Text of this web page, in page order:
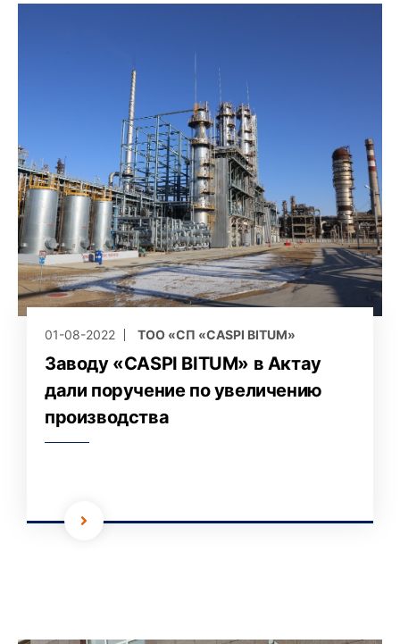
01-08-2022 ТОО «СП «CASPI BITUM»
Заводу «CASPI BITUM» в Актау
дали поручение по увеличению
производства